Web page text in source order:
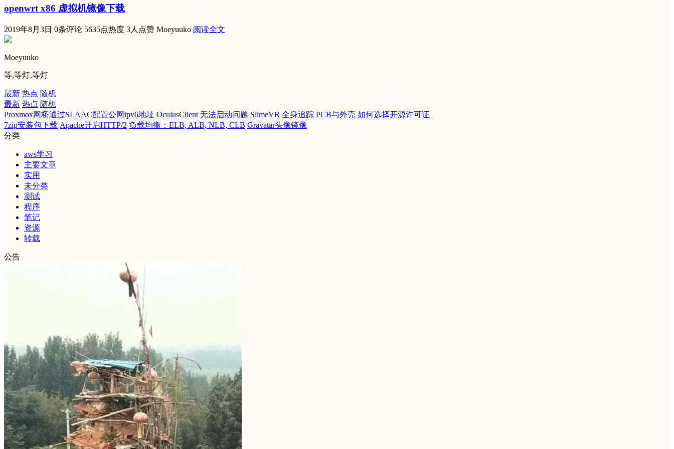
openwrt x86 虚拟机镜像下载
2019年8月3日 0条评论 5635点热度 3人点赞 Moeyuuko 阅读全文
Moeyuuko
等,等灯,等灯
最新 热点 随机
最新 热点 随机
Proxmox网桥通过SLAAC配置公网ipv6地址 OculusClient 无法启动问题 SlimeVR 全身追踪 PCB与外壳 如何选择开源许可证
7zip安装包下载 Apache开启HTTP/2 负载均衡：ELB, ALB, NLB, CLB Gravatar头像镜像
分类
aws学习
主要文章
实用
未分类
测试
程序
笔记
资源
转载
公告